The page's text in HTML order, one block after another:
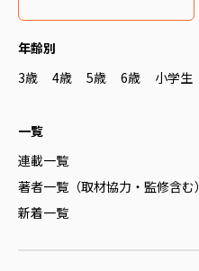
年齢別
3歳
4歳 5歳 6歳 小学生
一覧
連載一覧
著者一覧（取材協力・監修含む）
新着一覧